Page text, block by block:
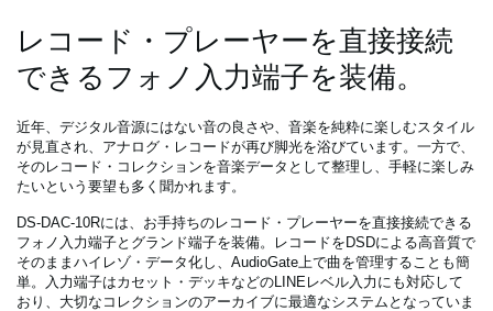
レコード・プレーヤーを直接接続
できるフォノ入力端子を装備。
近年、デジタル音源にはない音の良さや、音楽を純粋に楽しむスタイル
が見直され、アナログ・レコードが再び脚光を浴びています。一方で、
そのレコード・コレクションを音楽データとして整理し、手軽に楽しみ
たいという要望も多く聞かれます。
DS-DAC-10Rには、お手持ちのレコード・プレーヤーを直接接続できる
フォノ入力端子とグランド端子を装備。レコードをDSDによる高音質で
そのままハイレゾ・データ化し、AudioGate上で曲を管理することも簡
単。入力端子はカセット・デッキなどのLINEレベル入力にも対応して
おり、大切なコレクションのアーカイブに最適なシステムとなっていま